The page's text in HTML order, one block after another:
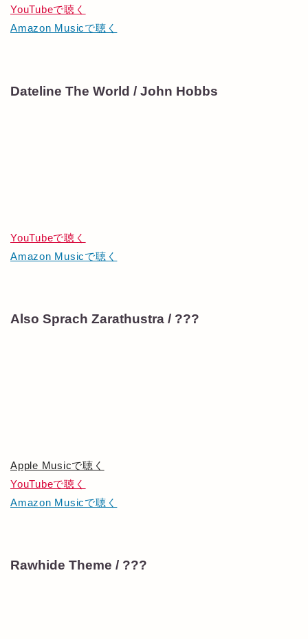
YouTubeで聴く
Amazon Musicで聴く
Dateline The World / John Hobbs
YouTubeで聴く
Amazon Musicで聴く
Also Sprach Zarathustra / ???
Apple Musicで聴く
YouTubeで聴く
Amazon Musicで聴く
Rawhide Theme / ???